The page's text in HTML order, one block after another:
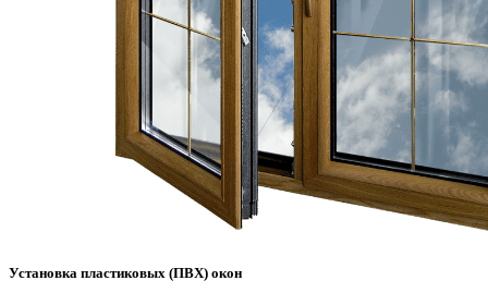
Установка пластиковых (ПВХ) окон